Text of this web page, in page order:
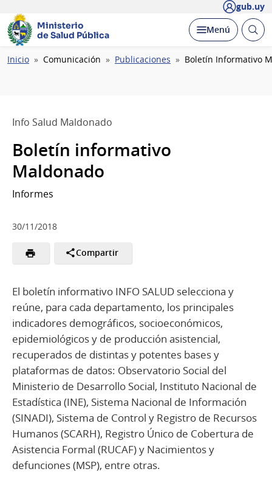
gub.uy
Ministerio
de Salud Pública
Desplegar
Menú Abrir
Ruta
Inicio Comunicación Publicaciones Boletín Informativo
Info Salud Maldonado
Boletín informativo
Maldonado
Informes
30/11/2018
Compartir
El boletín informativo INFO SALUD selecciona y
reúne, para cada departamento, los principales
indicadores demográficos, socioeconómicos,
epidemiológicos y de producción asistencial,
recuperados de distintas y potentes bases y
plataformas de datos: Observatorio Social del
Ministerio de Desarrollo Social, Instituto Nacional de
Estadística (INE), Sistema Nacional de Información
(SINADI), Sistema de Control y Registro de Recursos
Humanos (SCARH), Registro Único de Cobertura de
Asistencia Formal (RUCAF) y Nacimientos y
defunciones (MSP), entre otras.